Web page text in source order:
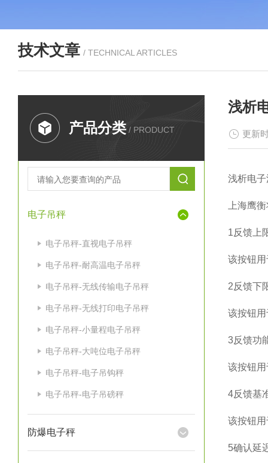
技术文章 / TECHNICAL ARTICLES
产品分类 / PRODUCT
电子吊秤
电子吊秤-直视电子吊秤
电子吊秤-耐高温电子吊秤
电子吊秤-无线传输电子吊秤
电子吊秤-无线打印电子吊秤
电子吊秤-小量程电子吊秤
电子吊秤-大吨位电子吊秤
电子吊秤-电子吊钩秤
电子吊秤-电子吊磅秤
防爆电子秤
浅析
更新
浅析电
上海鹰
1反馈上
该按钮
2反馈下
该按钮
3反馈功
该按钮
4反馈基
该按钮
5确认延